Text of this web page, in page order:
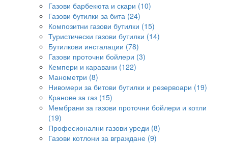
Газови барбекюта и скари (10)
Газови бутилки за бита (24)
Композитни газови бутилки (15)
Туристически газови бутилки (14)
Бутилкови инсталации (78)
Газови проточни бойлери (3)
Кемпери и каравани (122)
Манометри (8)
Нивомери за битови бутилки и резервоари (19)
Кранове за газ (15)
Мембрани за газови проточни бойлери и котли
(19)
Професионални газови уреди (8)
Газови котлони за вграждане (9)